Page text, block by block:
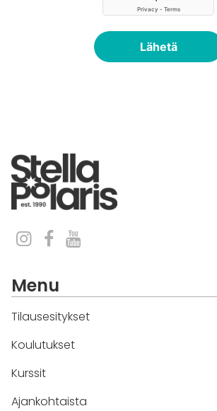
Lähetä
Menu
Tilausesitykset
Koulutukset
Kurssit
Ajankohtaista